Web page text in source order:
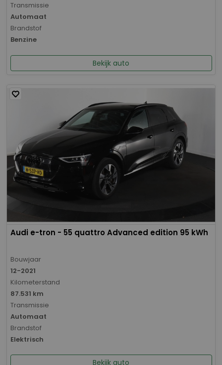
Transmissie
Automaat
Brandstof
Benzine
Bekijk auto
Audi e-tron - 55 quattro Advanced edition 95 kWh
Bouwjaar
12-2021
Kilometerstand
87.531 km
Transmissie
Automaat
Brandstof
Elektrisch
Bekijk auto